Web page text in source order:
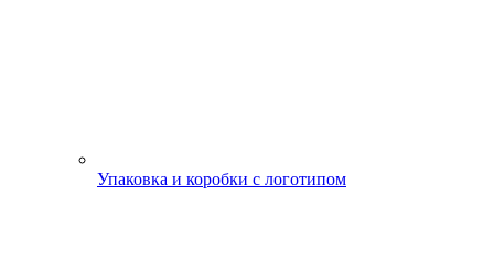
Упаковка и коробки с логотипом